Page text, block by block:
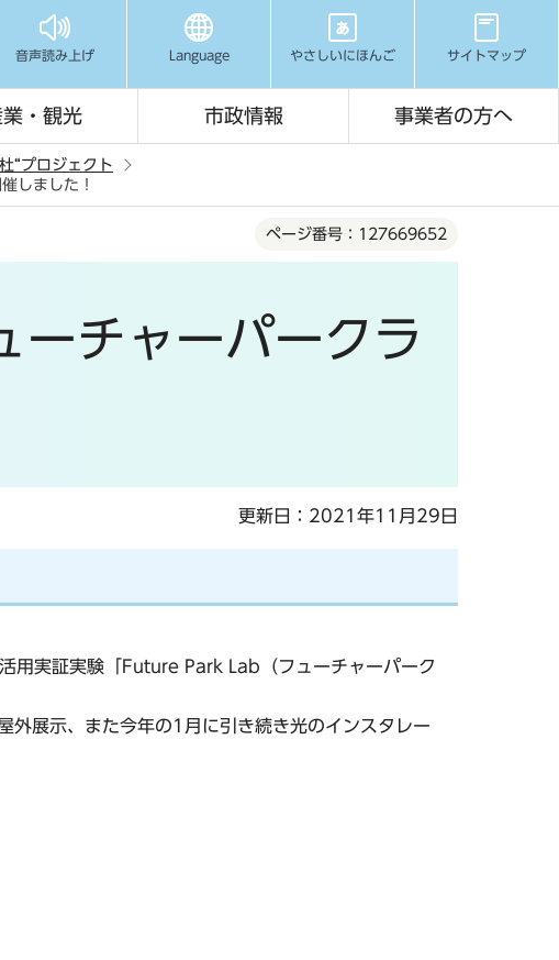
音声読み上げ Language やさしいにほんご サイトマップ
業・観光 市政情報 事業者の方へ
“プロジェクト
しました！
ページ番号：127669652
チャーパークラ
更新日：2021年11月29日
用実証実験「Future Park Lab（フューチャーパーク
外展示、また今年の1月に引き続き光のインスタレー